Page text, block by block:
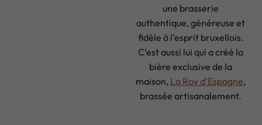
une brasserie
authentique, généreuse et
fidèle à l’esprit bruxellois.
C’est aussi lui qui a créé la
bière exclusive de la
maison, La Roy d’Espagne,
brassée artisanalement.